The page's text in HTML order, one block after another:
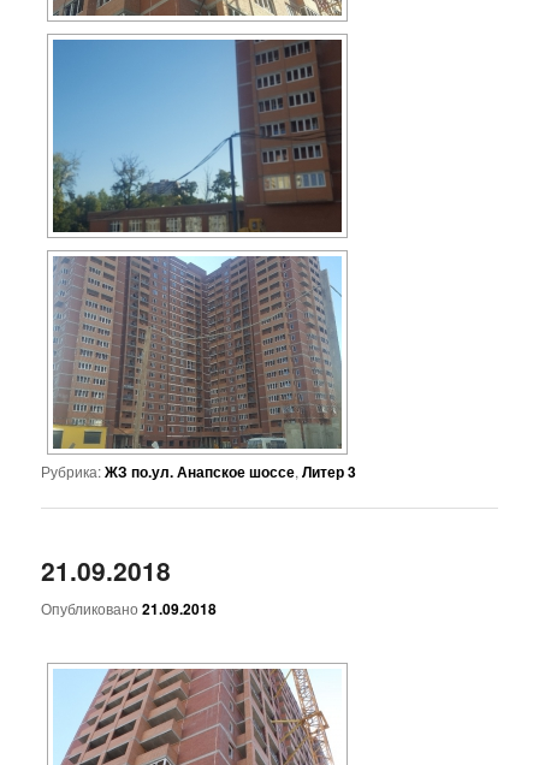
Рубрика:ЖЗ по.ул. Анапское шоссе,Литер 3
21.09.2018
Опубликовано21.09.2018